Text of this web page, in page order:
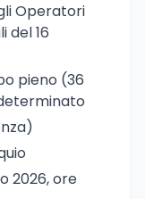
Operatori
del 16
pieno (36
2026, ore